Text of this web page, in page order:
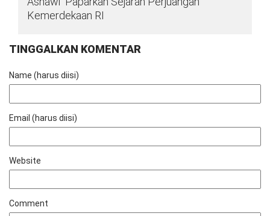
Kemerdekaan RI
TINGGALKAN KOMENTAR
Name (harus diisi)
Email (harus diisi)
Website
Comment